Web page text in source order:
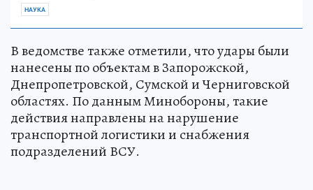
НАУКА
В ведомстве также отметили, что удары были
нанесены по объектам в Запорожской,
Днепропетровской, Сумской и Черниговской
областях. По данным Минобороны, такие
действия направлены на нарушение
транспортной логистики и снабжения
подразделений ВСУ.